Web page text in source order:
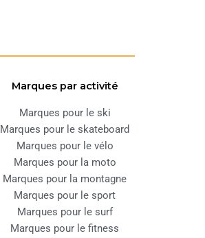
Marques par activité
Marques pour le ski
Marques pour le skateboard
Marques pour le vélo
Marques pour la moto
Marques pour la montagne
Marques pour le sport
Marques pour le surf
Marques pour le fitness